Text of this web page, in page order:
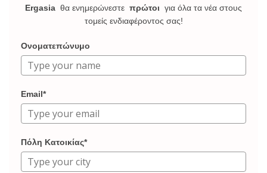
Ergasia θα ενημερώνεστε πρώτοι για όλα τα νέα στους
τομείς ενδιαφέροντος σας!
Ονοματεπώνυμο
Email*
Πόλη Κατοικίας*